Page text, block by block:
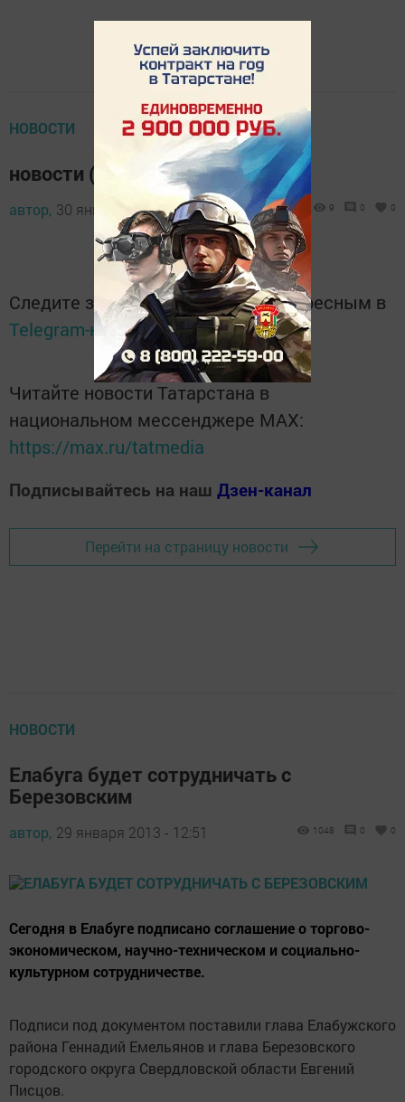
НОВОСТИ
новости (29 января)
автор, 30 января 2015 - 05:17 9 0 0
Следите за самым важным и интересным в
Telegram-каналеТатмедиа
Читайте новости Татарстана в
национальном мессенджере MАХ:
https://max.ru/tatmedia
Подписывайтесь на наш Дзен-канал
Перейти на страницу новости
НОВОСТИ
Елабуга будет сотрудничать с
Березовским
автор, 29 января 2013 - 12:51 1048 0 0
Сегодня в Елабуге подписано соглашение о торгово-
экономическом, научно-техническом и социально-
культурном сотрудничестве.
Подписи под документом поставили глава Елабужского
района Геннадий Емельянов и глава Березовского
городского округа Свердловской области Евгений
Писцов.